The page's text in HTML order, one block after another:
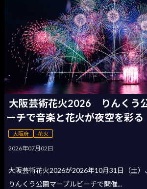
大阪芸術花火2026 りんくう
ーチで音楽と花火が夜空を彩る
大阪府 花火
2026年07月02日
大阪芸術花火2026が2026年10月31日（土）
りんくう公園マーブルビーチで開催...